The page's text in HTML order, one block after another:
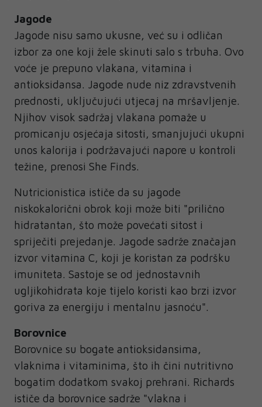
Jagode
Jagode nisu samo ukusne, već su i odličan
izbor za one koji žele skinuti salo s trbuha. Ovo
voće je prepuno vlakana, vitamina i
antioksidansa. Jagode nude niz zdravstvenih
prednosti, uključujući utjecaj na mršavljenje.
Njihov visok sadržaj vlakana pomaže u
promicanju osjećaja sitosti, smanjujući ukupni
unos kalorija i podržavajući napore u kontroli
težine, prenosi She Finds.
Nutricionistica ističe da su jagode
niskokalorični obrok koji može biti "prilično
hidratantan, što može povećati sitost i
spriječiti prejedanje. Jagode sadrže značajan
izvor vitamina C, koji je koristan za podršku
imuniteta. Sastoje se od jednostavnih
ugljikohidrata koje tijelo koristi kao brzi izvor
goriva za energiju i mentalnu jasnoću".
Borovnice
Borovnice su bogate antioksidansima,
vlaknima i vitaminima, što ih čini nutritivno
bogatim dodatkom svakoj prehrani. Richards
ističe da borovnice sadrže "vlakna i